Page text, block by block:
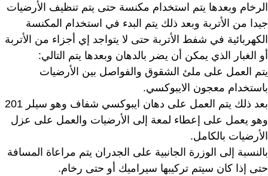
الرخام وبعدها يتم استخدام مكنسة حتى يتم تنظيف الأرضيات
جيدا من الأتربة وبعد ذلك يتم البدء في استخدام المكنسة
الكهربائية في شفط الأتربة حتى لا يتواجد إي أجزاء من الأتربة
أو الغبار الذي يمكن أن يضر بالدهان وبعدها يتم التالي:
يتم العمل على ملئ الشقوق والفواصل بين الأرضيات
باستخدام معجون الايبوكسي.
بعد ذلك يتم العمل على دهان ايبوكسي شفاف وهو سيلر 201
وهو يعمل على إعطاء لمعة إلى الأرضيات والعمل على عزل
الأرضيات بالكامل.
بالنسبة إلى الوزرة الجانبية على الجدران يتم مراعاة المسافة
حتى إذا كان سيتم تركيبها سيراميك أو حتى رخام.